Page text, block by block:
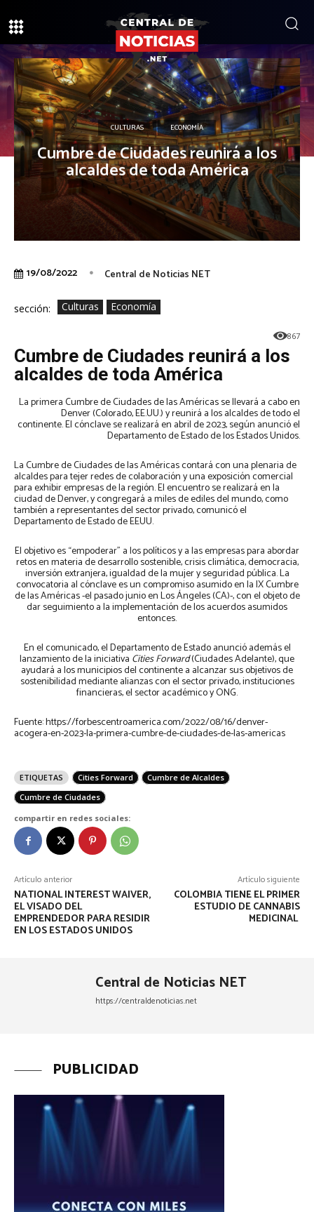
CULTURAS ECONOMÍA
Cumbre de Ciudades reunirá a los
alcaldes de toda América
19/08/2022 Central de Noticias NET
sección: Culturas Economía
867
Cumbre de Ciudades reunirá a los
alcaldes de toda América
La primera Cumbre de Ciudades de las Américas se llevará a cabo en
Denver (Colorado, EE.UU.) y reunirá a los alcaldes de todo el
continente. El cónclave se realizará en abril de 2023, según anunció el
Departamento de Estado de los Estados Unidos.
La Cumbre de Ciudades de las Américas contará con una plenaria de
alcaldes para tejer redes de colaboración y una exposición comercial
para exhibir empresas de la región. El encuentro se realizará en la
ciudad de Denver, y congregará a miles de ediles del mundo, como
también a representantes del sector privado, comunicó el
Departamento de Estado de EEUU.
El objetivo es “empoderar” a los políticos y a las empresas para abordar
retos en materia de desarrollo sostenible, crisis climática, democracia,
inversión extranjera, igualdad de la mujer y seguridad pública. La
convocatoria al cónclave es un compromiso asumido en la IX Cumbre
de las Américas -el pasado junio en Los Ángeles (CA)-, con el objeto de
dar seguimiento a la implementación de los acuerdos asumidos
entonces.
En el comunicado, el Departamento de Estado anunció además el
lanzamiento de la iniciativa Cities Forward(Ciudades Adelante), que
ayudará a los municipios del continente a alcanzar sus objetivos de
sostenibilidad mediante alianzas con el sector privado, instituciones
financieras, el sector académico y ONG.
Fuente: https://forbescentroamerica.com/2022/08/16/denver-
acogera-en-2023-la-primera-cumbre-de-ciudades-de-las-americas
ETIQUETAS Cities Forward
Cumbre de Alcaldes
Cumbre de Ciudades
compartir en redes sociales:
Artículo anterior
NATIONAL INTEREST WAIVER,
EL VISADO DEL
EMPRENDEDOR PARA RESIDIR
EN LOS ESTADOS UNIDOS
Artículo siguiente
COLOMBIA TIENE EL PRIMER
ESTUDIO DE CANNABIS
MEDICINAL
Central de Noticias NET
https://centraldenoticias.net
PUBLICIDAD